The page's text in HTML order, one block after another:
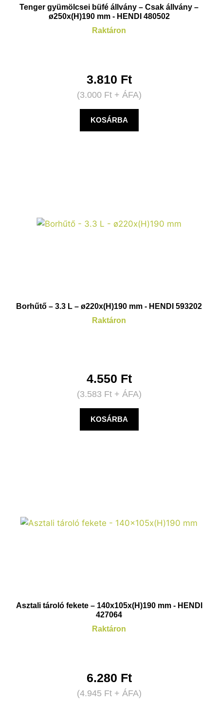
Tenger gyümölcsei büfé állvány – Csak állvány –
ø250x(H)190 mm - HENDI 480502
Raktáron
3.810 Ft
(3.000 Ft+ ÁFA)
KOSÁRBA
Borhűtő – 3.3 L – ø220x(H)190 mm - HENDI 593202
Raktáron
4.550 Ft
(3.583 Ft+ ÁFA)
KOSÁRBA
Asztali tároló fekete – 140x105x(H)190 mm - HENDI
427064
Raktáron
6.280 Ft
(4.945 Ft+ ÁFA)